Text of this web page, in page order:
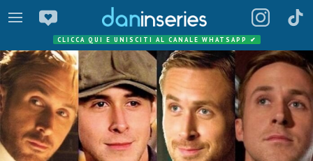
CLICCA QUI E UNISCITI AL CANALE WHATSAPP ✔